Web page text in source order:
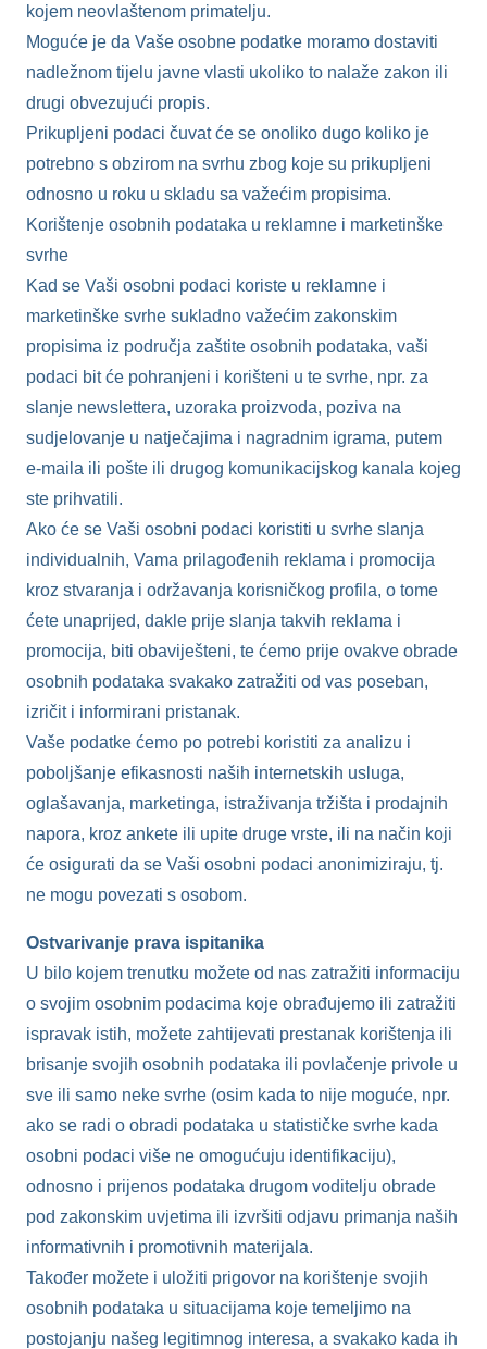
kojem neovlaštenom primatelju.
Moguće je da Vaše osobne podatke moramo dostaviti
nadležnom tijelu javne vlasti ukoliko to nalaže zakon ili
drugi obvezujući propis.
Prikupljeni podaci čuvat će se onoliko dugo koliko je
potrebno s obzirom na svrhu zbog koje su prikupljeni
odnosno u roku u skladu sa važećim propisima.
Korištenje osobnih podataka u reklamne i marketinške
svrhe
Kad se Vaši osobni podaci koriste u reklamne i
marketinške svrhe sukladno važećim zakonskim
propisima iz područja zaštite osobnih podataka, vaši
podaci bit će pohranjeni i korišteni u te svrhe, npr. za
slanje newslettera, uzoraka proizvoda, poziva na
sudjelovanje u natječajima i nagradnim igrama, putem
e-maila ili pošte ili drugog komunikacijskog kanala kojeg
ste prihvatili.
Ako će se Vaši osobni podaci koristiti u svrhe slanja
individualnih, Vama prilagođenih reklama i promocija
kroz stvaranja i održavanja korisničkog profila, o tome
ćete unaprijed, dakle prije slanja takvih reklama i
promocija, biti obaviješteni, te ćemo prije ovakve obrade
osobnih podataka svakako zatražiti od vas poseban,
izričit i informirani pristanak.
Vaše podatke ćemo po potrebi koristiti za analizu i
poboljšanje efikasnosti naših internetskih usluga,
oglašavanja, marketinga, istraživanja tržišta i prodajnih
napora, kroz ankete ili upite druge vrste, ili na način koji
će osigurati da se Vaši osobni podaci anonimiziraju, tj.
ne mogu povezati s osobom.
Ostvarivanje prava ispitanika
U bilo kojem trenutku možete od nas zatražiti informaciju
o svojim osobnim podacima koje obrađujemo ili zatražiti
ispravak istih, možete zahtijevati prestanak korištenja ili
brisanje svojih osobnih podataka ili povlačenje privole u
sve ili samo neke svrhe (osim kada to nije moguće, npr.
ako se radi o obradi podataka u statističke svrhe kada
osobni podaci više ne omogućuju identifikaciju),
odnosno i prijenos podataka drugom voditelju obrade
pod zakonskim uvjetima ili izvršiti odjavu primanja naših
informativnih i promotivnih materijala.
Također možete i uložiti prigovor na korištenje svojih
osobnih podataka u situacijama koje temeljimo na
postojanju našeg legitimnog interesa, a svakako kada ih